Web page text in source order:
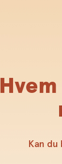
Kan